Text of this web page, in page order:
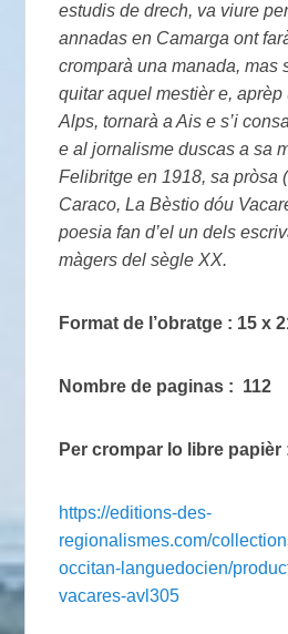
estudis de drech, va viure
annadas en Camarga ont
cromparà una manada, mas
quitar aquel mestièr e,
Alps, tornarà a Ais e s’i
e al jornalisme duscas a sa
Felibritge en 1918, sa pròsa
Caraco, La Bèstio dóu
poesia fan d’el un dels
màgers del sègle XX.
Format de l’obratge : 15 x
Nombre de paginas : 112
Per crompar lo libre papièr
https://editions-des-
regionalismes.com/
occitan-languedocien/
vacares-avl305